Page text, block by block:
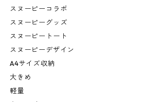
スヌーピーコラボ
スヌーピーグッズ
スヌーピートート
スヌーピーデザイン
A4サイズ収納
大きめ
軽量